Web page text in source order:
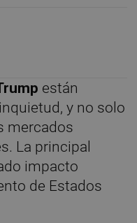
están
y no solo
mercados
La principal
impacto
de Estados